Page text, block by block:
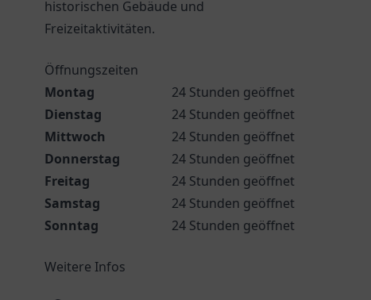
historischen Gebäude und
Freizeitaktivitäten.
Öffnungszeiten
Montag
24 Stunden geöffnet
Dienstag
24 Stunden geöffnet
Mittwoch
24 Stunden geöffnet
Donnerstag
24 Stunden geöffnet
Freitag
24 Stunden geöffnet
Samstag
24 Stunden geöffnet
Sonntag
24 Stunden geöffnet
Weitere Infos